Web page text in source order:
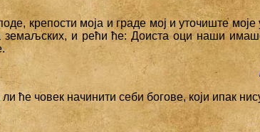
крепости моја и граде мој и уточиште
земаљских, и рећи ће: Доиста оци наши
ће човек начинити себи богове, који ипак